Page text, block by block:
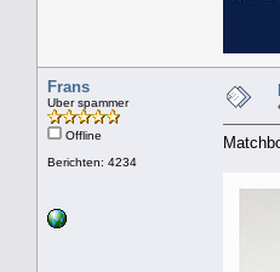
Frans
Uber spammer
Offline
Berichten: 4234